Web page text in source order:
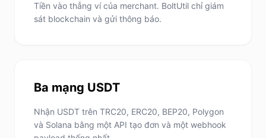
Tiền vào thẳng ví của merchant. BoltUtil chỉ giám
sát blockchain và gửi thông báo.
Ba mạng USDT
Nhận USDT trên TRC20, ERC20, BEP20, Polygon
và Solana bằng một API tạo đơn và một webhook